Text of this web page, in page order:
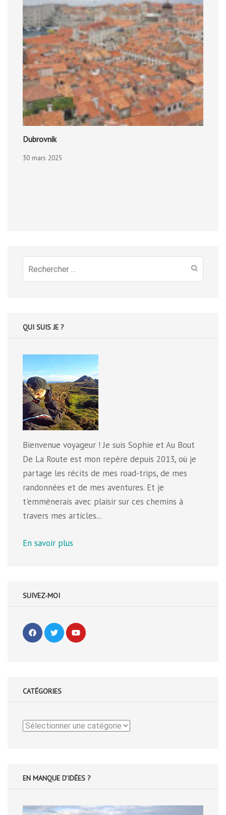
Dubrovnik
30 mars 2025
Recherche
pour
QUI SUIS JE ?
Bienvenue voyageur ! Je suis Sophie et Au Bout
De La Route est mon repère depuis 2013, où je
partage les récits de mes road-trips, de mes
randonnées et de mes aventures. Et je
t'emmènerais avec plaisir sur ces chemins à
travers mes articles...
En savoir plus
SUIVEZ-MOI
CATÉGORIES
Catégories
EN MANQUE D'IDÉES ?